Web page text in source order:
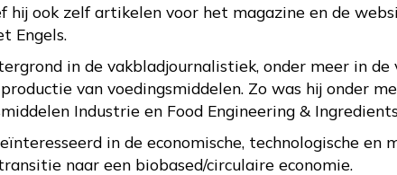
hij ook zelf artikelen voor het magazine en de
Engels.
in de vakbladjournalistiek, onder meer in
van voedingsmiddelen. Zo was hij onder
Industrie en Food Engineering &
in de economische, technologische en
naar een biobased/circulaire economie.